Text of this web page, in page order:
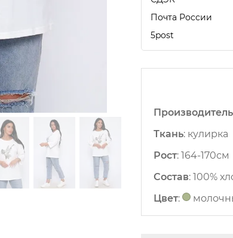
Почта России
5post
Производитель
Ткань: кулирка
Рост: 164-170см
Состав: 100%
Цвет: